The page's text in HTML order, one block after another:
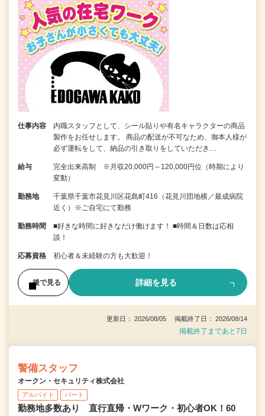
仕事内容
内職スタッフとして、シール貼りや有名キャラクターの商品
製作をお任せします。 商品の配送が不可なため、御本人様が
必ず運転をして、納品の引き取りをしていただき…
給与
完全出来高制 ※月収20,000円～120,000円位（時期により
変動）
勤務地
千葉県千葉市花見川区花島町416（花見川団地横／最成病院
近く）※ご自宅にて勤務
勤務時間
■好きな時間に好きなだけ働けます！ ■時間＆日数は応相
談！
応募資格 初心者＆未経験の方も大歓迎！
後で見る 詳細を見る
更新日： 2026/08/05 掲載終了日： 2026/08/14
掲載終了まであと7日
警備スタッフ
オークン・セキュリティ株式会社
アルバイト パート
勤務地多数あり 直行直帰・Wワーク・初心者OK！60